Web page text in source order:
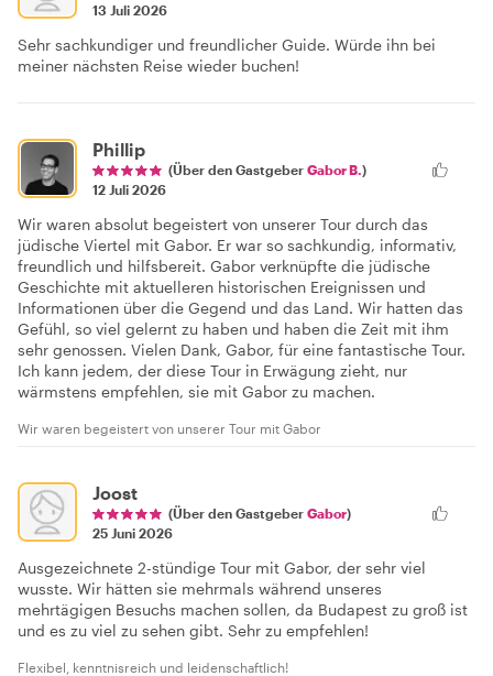
13 Juli 2026
Sehr sachkundiger und freundlicher Guide. Würde ihn bei
meiner nächsten Reise wieder buchen!
Phillip
(Über den Gastgeber Gabor B. )
12 Juli 2026
Wir waren absolut begeistert von unserer Tour durch das
jüdische Viertel mit Gabor. Er war so sachkundig, informativ,
freundlich und hilfsbereit. Gabor verknüpfte die jüdische
Geschichte mit aktuelleren historischen Ereignissen und
Informationen über die Gegend und das Land. Wir hatten das
Gefühl, so viel gelernt zu haben und haben die Zeit mit ihm
sehr genossen. Vielen Dank, Gabor, für eine fantastische Tour.
Ich kann jedem, der diese Tour in Erwägung zieht, nur
wärmstens empfehlen, sie mit Gabor zu machen.
Wir waren begeistert von unserer Tour mit Gabor
Joost
(Über den Gastgeber Gabor)
25 Juni 2026
Ausgezeichnete 2-stündige Tour mit Gabor, der sehr viel
wusste. Wir hätten sie mehrmals während unseres
mehrtägigen Besuchs machen sollen, da Budapest zu groß ist
und es zu viel zu sehen gibt. Sehr zu empfehlen!
Flexibel, kenntnisreich und leidenschaftlich!